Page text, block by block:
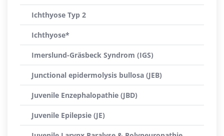
Ichthyose Typ 2
Ichthyose*
Imerslund-Gräsbeck Syndrom (IGS)
Junctional epidermolysis bullosa (JEB)
Juvenile Enzephalopathie (JBD)
Juvenile Epilepsie (JE)